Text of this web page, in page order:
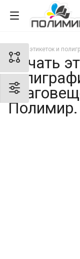
Печать этикеток и
Печать
Полимир.